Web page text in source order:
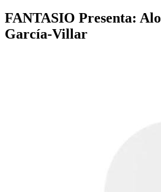
FANTASIO Presenta:
García-Villar